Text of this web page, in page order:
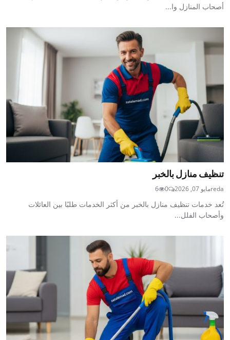
أصحاب المنازل وا...
تنظيف منازل بالخبر
redaمايو 07, 2026 0
6
تُعد خدمات تنظيف منازل بالخبر من أكثر الخدمات طلبًا بين العائلات
وأصحاب الفلل...